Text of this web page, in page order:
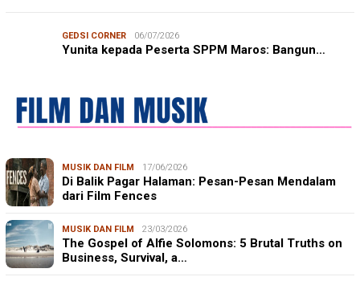
GEDSI CORNER 06/07/2026
Yunita kepada Peserta SPPM Maros: Bangun…
MUSIK DAN FILM 17/06/2026
Di Balik Pagar Halaman: Pesan-Pesan Mendalam
dari Film Fences
MUSIK DAN FILM 23/03/2026
The Gospel of Alfie Solomons: 5 Brutal Truths on
Business, Survival, a…